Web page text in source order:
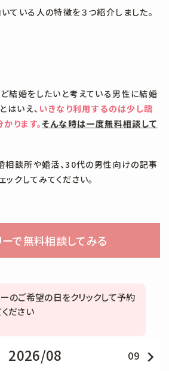
ている人の特徴を３つ紹介しました。
結婚をしたいと考えている男性に結婚
はいえ、 いきなり利用するのは少し躊
ります。そんな時は一度無料相談して
相談所や婚活、30代の男性向けの記事
クしてみてください。
ーで無料相談してみる
のご希望の日をクリックして予約
ださい
2026/08 09 keyboard_arrow_right